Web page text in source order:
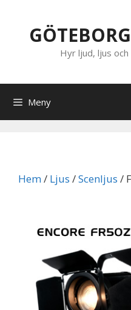
innehåll
Hyr ljud, ljus
Meny
Hem/ Ljus /Scenljus /